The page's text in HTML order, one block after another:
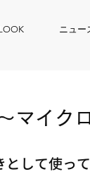
ニュー
マイク
して使っ